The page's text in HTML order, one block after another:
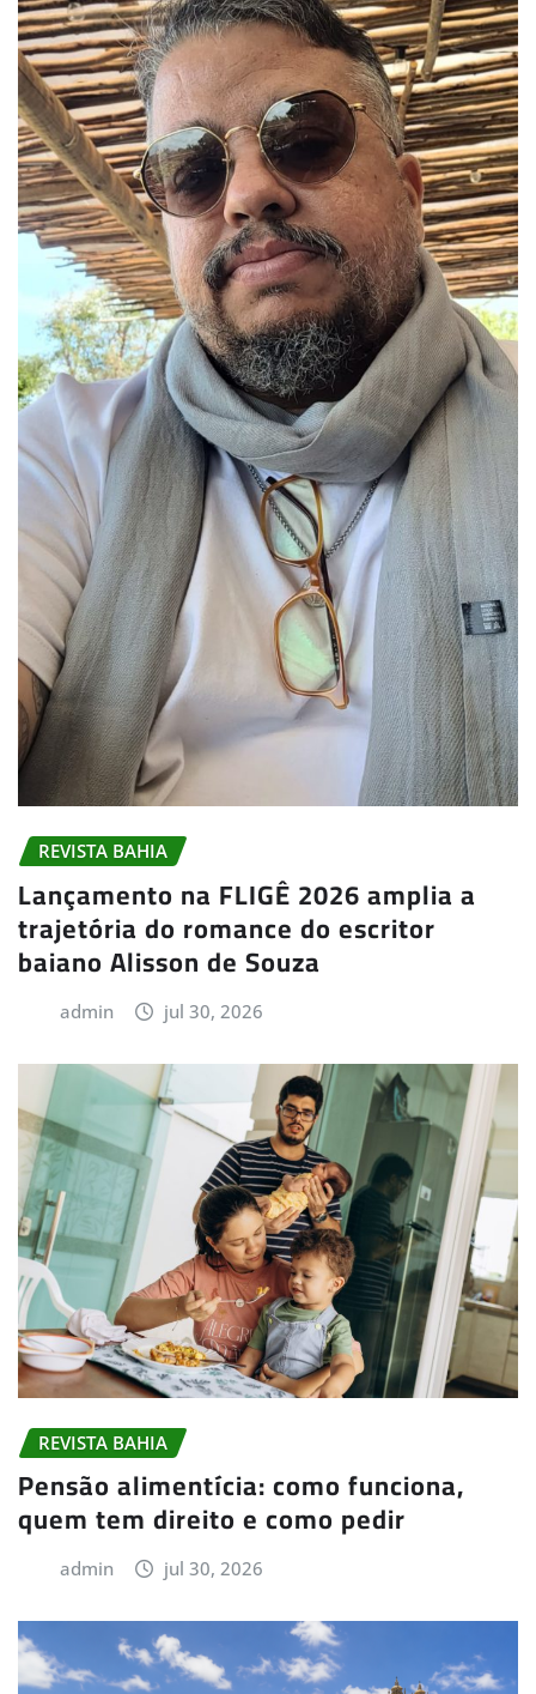
REVISTA BAHIA
Lançamento na FLIGÊ 2026 amplia a
trajetória do romance do escritor
baiano Alisson de Souza
admin jul 30, 2026
REVISTA BAHIA
Pensão alimentícia: como funciona,
quem tem direito e como pedir
admin jul 30, 2026